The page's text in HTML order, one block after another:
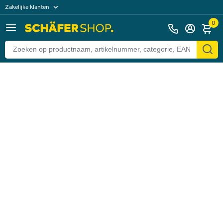
Zakelijke klanten
Particuliere klanten 0
Terug